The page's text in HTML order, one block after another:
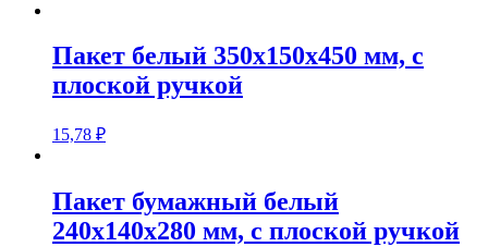
Пакет белый 350х150х450 мм, с
плоской ручкой
15,78 ₽
Пакет бумажный белый
240х140х280 мм, с плоской ручкой